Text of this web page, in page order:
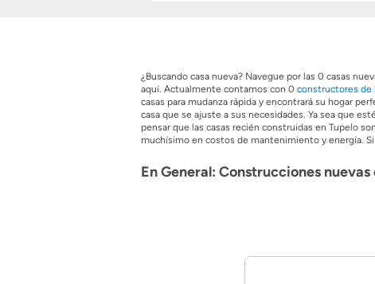
¿Buscando casa nueva? Navegue por las 0 casas
aquí. Actualmente contamos con 0 constructores de
casas para mudanza rápida y encontrará su hogar
casa que se ajuste a sus necesidades. Ya sea que
pensar que las casas recién construidas en Tupelo
muchísimo en costos de mantenimiento y energía.
En General: Construcciones